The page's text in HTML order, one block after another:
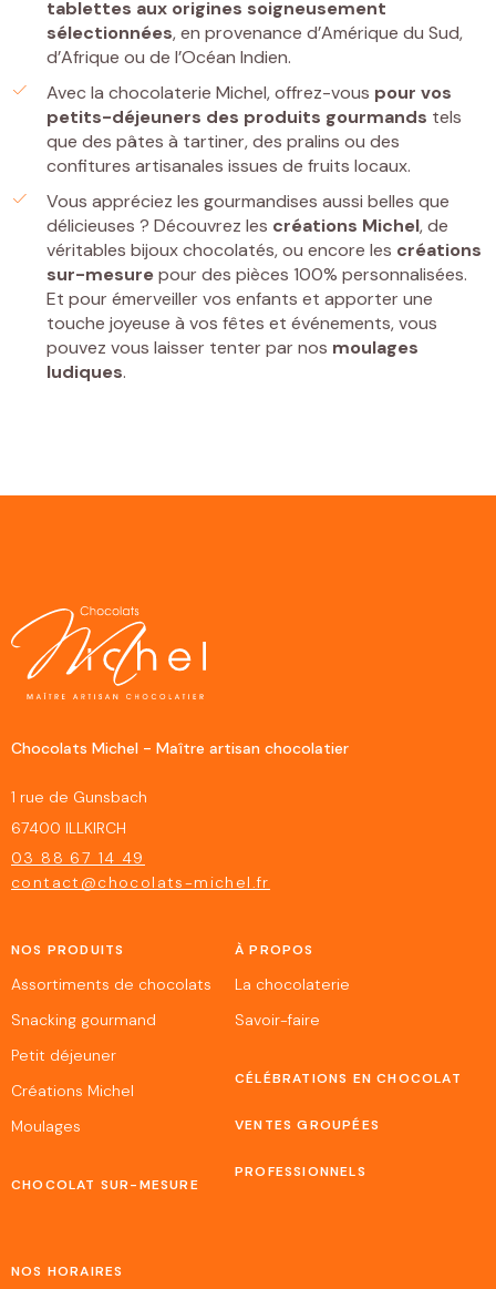
tablettes aux origines soigneusement
sélectionnées, en provenance d’Amérique du Sud,
d’Afrique ou de l’Océan Indien.
Avec la chocolaterie Michel, offrez-vous pour vos
petits-déjeuners des produits gourmands tels
que des pâtes à tartiner, des pralins ou des
confitures artisanales issues de fruits locaux.
Vous appréciez les gourmandises aussi belles que
délicieuses ? Découvrez les créations Michel, de
véritables bijoux chocolatés, ou encore les créations
sur-mesurepour des pièces 100% personnalisées.
Et pour émerveiller vos enfants et apporter une
touche joyeuse à vos fêtes et événements, vous
pouvez vous laisser tenter par nos moulages
ludiques.
Chocolats Michel - Maître artisan chocolatier
1 rue de Gunsbach
67400 ILLKIRCH
03 88 67 14 49
contact@chocolats-michel.fr
NOS PRODUITS
Assortiments de chocolats
Snacking gourmand
Petit déjeuner
Créations Michel
Moulages
CHOCOLAT SUR-MESURE
À PROPOS
La chocolaterie
Savoir-faire
CÉLÉBRATIONS EN CHOCOLAT
VENTES GROUPÉES
PROFESSIONNELS
NOS HORAIRES